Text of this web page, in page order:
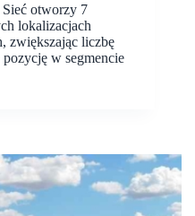
Sieć otworzy 7
lokalizacjach
zwiększając liczbę
w segmencie